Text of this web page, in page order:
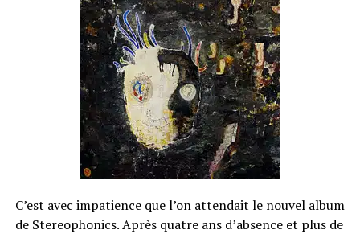
C’est avec impatience que l’on attendait le nouvel album
de Stereophonics. Après quatre ans d’absence et plus de